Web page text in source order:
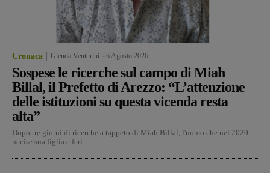
Cronaca Glenda Venturini 6 Agosto 2026
Sospese le ricerche sul campo di Miah
Billal, il Prefetto di Arezzo: “L’attenzione
delle istituzioni su questa vicenda resta
alta”
Dopo tre giorni di ricerche a tappeto di Miah Billal, l'uomo che nel 2020
uccise sua figlia e ferì...